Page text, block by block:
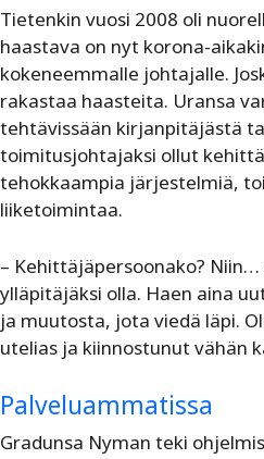
Tietenkin vuosi 2008 oli
haastava on nyt korona-
kokeneemmalle johtajalle.
rakastaa haasteita. Uransa
tehtävissään kirjanpitäjästä
toimitusjohtajaksi ollut
tehokkaampia järjestelmiä,
liiketoimintaa.
– Kehittäjäpersoonako?
ylläpitäjäksi olla. Haen aina
ja muutosta, jota viedä läpi.
utelias ja kiinnostunut vähän
Palveluammatissa
Gradunsa Nyman teki